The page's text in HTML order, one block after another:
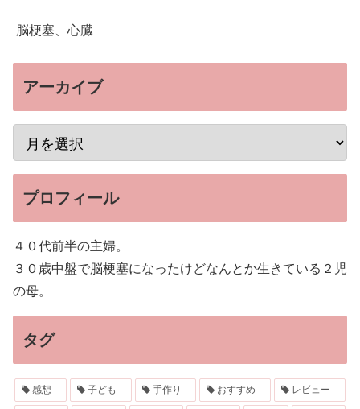
脳梗塞、心臓
アーカイブ
プロフィール
４０代前半の主婦。
３０歳中盤で脳梗塞になったけどなんとか生きている２児
の母。
タグ
感想 子ども 手作り おすすめ レビュー